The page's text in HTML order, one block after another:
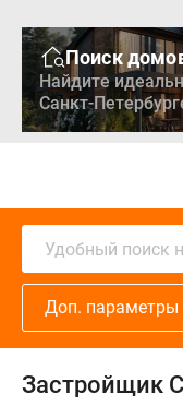
Поиск
Найдите
Санкт-
Удобный поиск
Доп. параметры
Застройщик